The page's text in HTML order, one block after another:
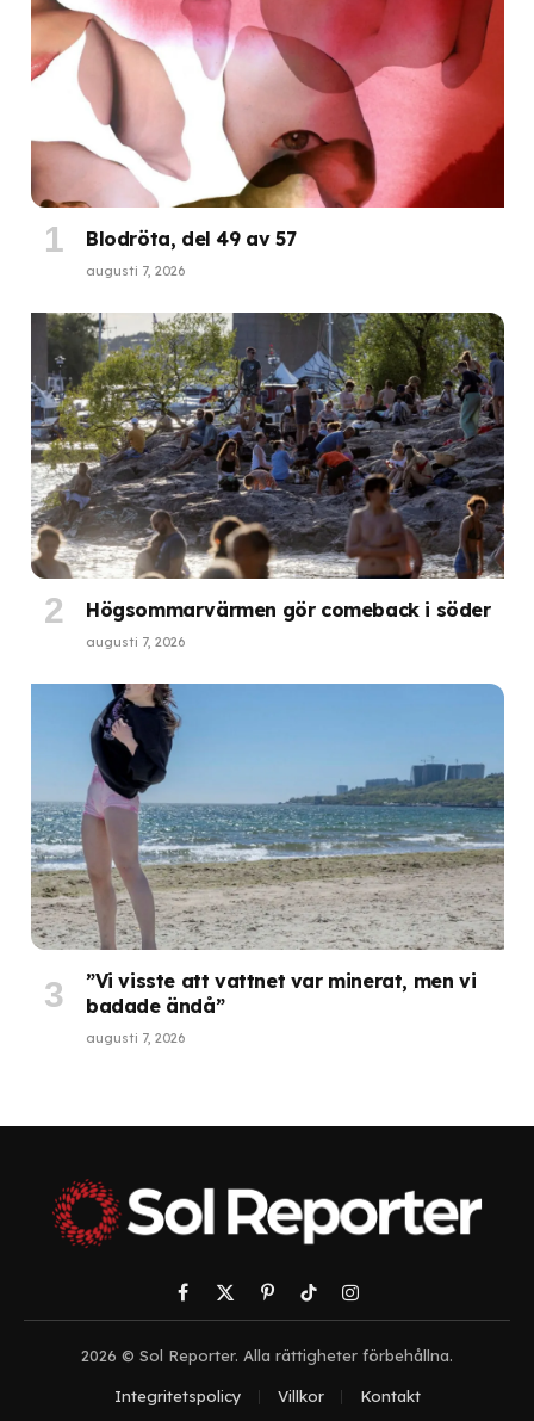
Blodröta, del 49 av 57
augusti 7, 2026
Högsommarvärmen gör comeback i söder
augusti 7, 2026
”Vi visste att vattnet var minerat, men vi
badade ändå”
augusti 7, 2026
Facebook
X
(Twitter)
PinterestTikTokInstagram
2026 © Sol Reporter. Alla rättigheter förbehållna.
Integritetspolicy Villkor Kontakt